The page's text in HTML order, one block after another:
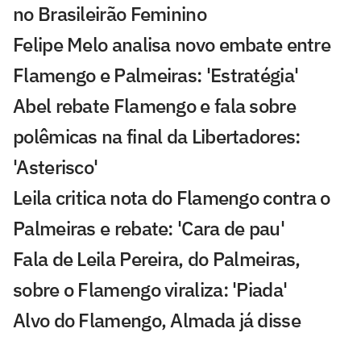
no Brasileirão Feminino
Felipe Melo analisa novo embate entre
Flamengo e Palmeiras: 'Estratégia'
Abel rebate Flamengo e fala sobre
polêmicas na final da Libertadores:
'Asterisco'
Leila critica nota do Flamengo contra o
Palmeiras e rebate: 'Cara de pau'
Fala de Leila Pereira, do Palmeiras,
sobre o Flamengo viraliza: 'Piada'
Alvo do Flamengo, Almada já disse